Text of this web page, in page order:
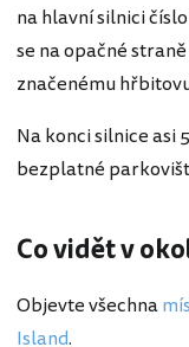
na hlavní silnici
se na opačné
značenému
Na konci silnice asi
bezplatné
Co vidět v
Objevte všechna
Island.